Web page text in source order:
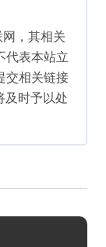
网，其相关
代表本站立
交相关链接
及时予以处